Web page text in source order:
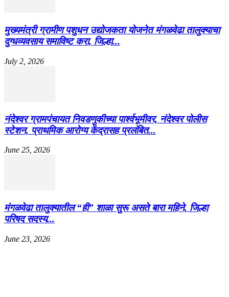
मुख्यमंत्री ग्रामीण पशुधन उद्योजकता योजनेत मंगळवेढा तालुक्याचा
दुग्धव्यवसाय समाविष्ट करा, जिल्हा...
July 2, 2026
नंदेश्वर ग्रामपंचायत निवडणुकीच्या पार्श्वभूमीवर, नंदेश्वर पोलीस
स्टेशन, प्राथमिक आरोग्य केंद्रासह प्रलंबित...
June 25, 2026
मंगळवेढा तालुक्यातील “ही” शाळा सुरू असते बारा महिने, जिल्हा
परिषद सदस्य...
June 23, 2026